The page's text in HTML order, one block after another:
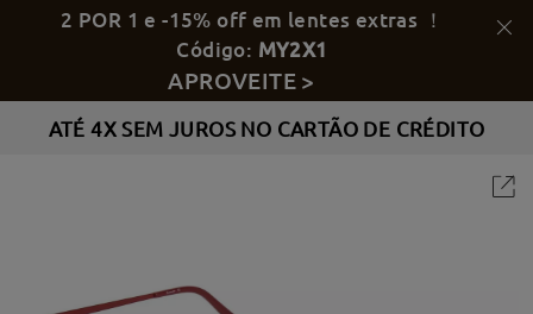
2 POR 1 e -15% off em lentes extras ！
Código: MY2X1
APROVEITE >
ATÉ 4X SEM JUROS NO CARTÃO DE CRÉDITO